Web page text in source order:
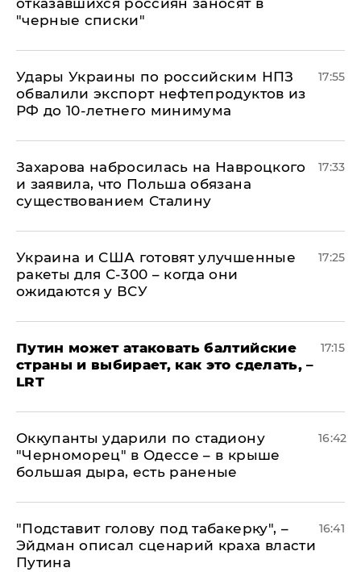
отказавшихся россиян заносят в
"черные списки"
Удары Украины по российским НПЗ
обвалили экспорт нефтепродуктов из
РФ до 10-летнего минимума
17:55
​Захарова набросилась на Навроцкого
и заявила, что Польша обязана
существованием Сталину
17:33
Украина и США готовят улучшенные
ракеты для С-300 – когда они
ожидаются у ВСУ
17:25
Путин может атаковать балтийские
страны и выбирает, как это сделать, –
LRT
17:15
Оккупанты ударили по стадиону
"Черноморец" в Одессе – в крыше
большая дыра, есть раненые
16:42
​"Подставит голову под табакерку", –
Эйдман описал сценарий краха власти
Путина
16:41